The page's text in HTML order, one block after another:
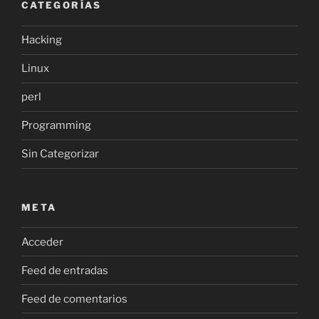
CATEGORÍAS
Hacking
Linux
perl
Programming
Sin Categorizar
META
Acceder
Feed de entradas
Feed de comentarios